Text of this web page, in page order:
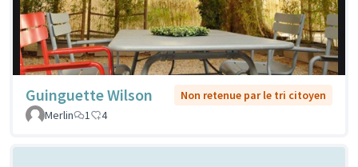
Guinguette Wilson
Non retenue par le tri citoyen
Merlin
1 4